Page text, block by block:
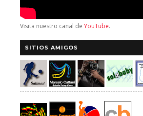
Visita nuestro canal de YouTube.
SITIOS AMIGOS